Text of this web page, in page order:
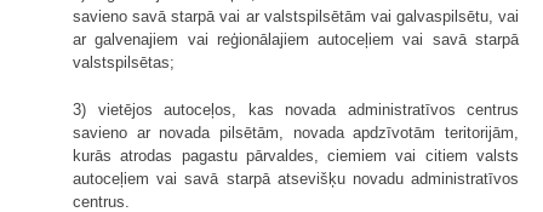
savieno savā starpā vai ar valstspilsētām vai galvaspilsētu, vai
ar galvenajiem vai reģionālajiem autoceļiem vai savā starpā
valstspilsētas;
3) vietējos autoceļos, kas novada administratīvos centrus
savieno ar novada pilsētām, novada apdzīvotām teritorijām,
kurās atrodas pagastu pārvaldes, ciemiem vai citiem valsts
autoceļiem vai savā starpā atsevišķu novadu administratīvos
centrus.